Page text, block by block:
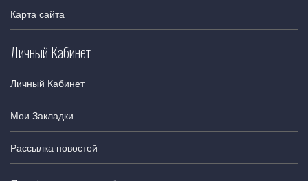
Карта сайта
Личный Кабинет
Личный Кабинет
Мои Закладки
Рассылка новостей